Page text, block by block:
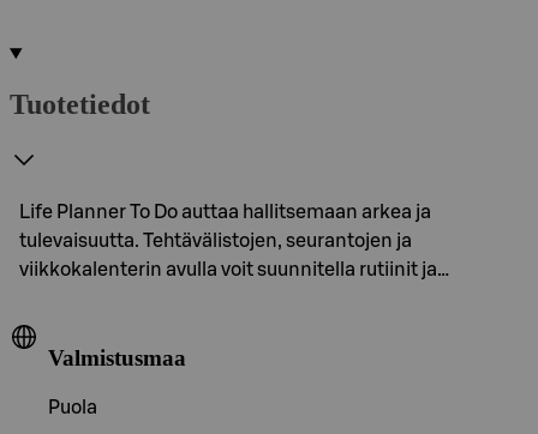
Tuotetiedot
Life Planner To Do auttaa hallitsemaan arkea ja
tulevaisuutta. Tehtävälistojen, seurantojen ja
viikkokalenterin avulla voit suunnitella rutiinit ja…
Valmistusmaa
Puola